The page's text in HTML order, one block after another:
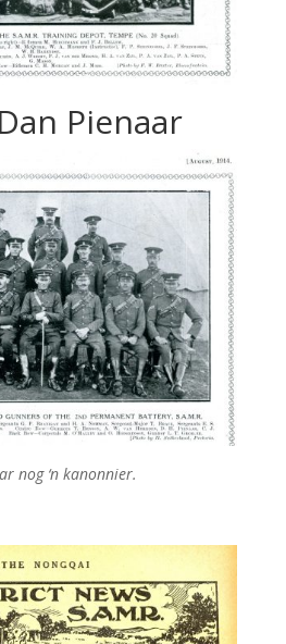
Pienaar
nog ‘n kanonnier.